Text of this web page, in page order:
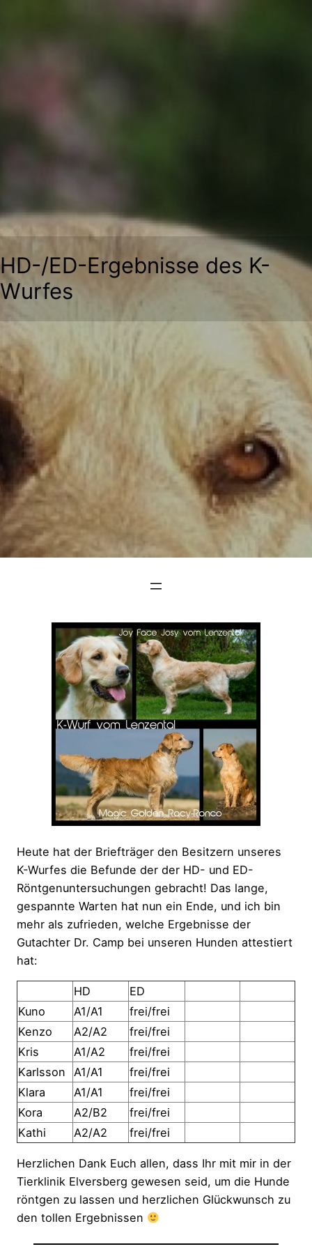
HD-/ED-Ergebnisse des K-
Wurfes
Heute hat der Briefträger den Besitzern unseres
K-Wurfes die Befunde der der HD- und ED-
Röntgenuntersuchungen gebracht! Das lange,
gespannte Warten hat nun ein Ende, und ich bin
mehr als zufrieden, welche Ergebnisse der
Gutachter Dr. Camp bei unseren Hunden attestiert
hat:
HD
ED
Kuno
A1/A1
frei/frei
Kenzo
A2/A2
frei/frei
Kris
A1/A2
frei/frei
Karlsson
A1/A1
frei/frei
Klara
A1/A1
frei/frei
Kora
A2/B2
frei/frei
Kathi
A2/A2 frei/frei
Herzlichen Dank Euch allen, dass Ihr mit mir in der
Tierklinik Elversberg gewesen seid, um die Hunde
röntgen zu lassen und herzlichen Glückwunsch zu
den tollen Ergebnissen